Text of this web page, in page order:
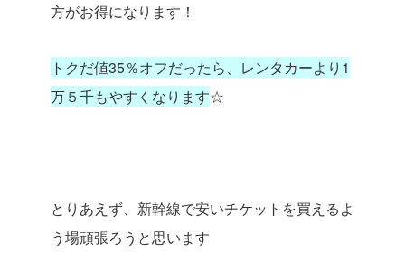
方がお得になります！
トクだ値35％オフだったら、レンタカーより1
万５千もやすくなります☆
とりあえず、新幹線で安いチケットを買えるよ
う場頑張ろうと思います